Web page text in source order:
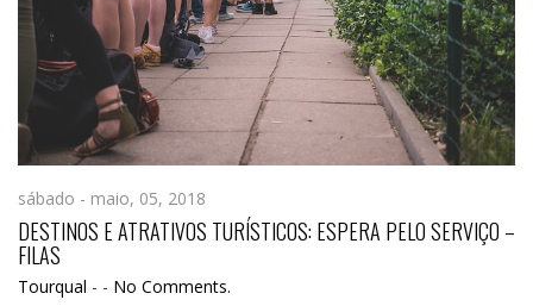
sábado - maio, 05, 2018
DESTINOS E ATRATIVOS TURÍSTICOS: ESPERA PELO SERVIÇO –
FILAS
Tourqual - - No Comments.